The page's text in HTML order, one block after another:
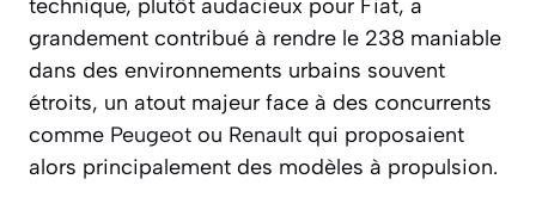
technique, plutôt audacieux pour Fiat, a
grandement contribué à rendre le 238 maniable
dans des environnements urbains souvent
étroits, un atout majeur face à des concurrents
comme Peugeot ou Renault qui proposaient
alors principalement des modèles à propulsion.